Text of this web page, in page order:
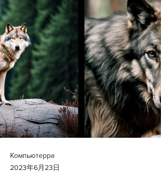
Компьютерра
2023年6月23日